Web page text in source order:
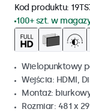
Kod produktu:
100+ szt. w
Wielopunktowy
Wejścia: HDMI,
Montaż:
Rozmiar: 481 x